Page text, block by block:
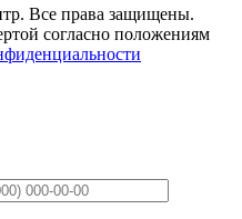
Все права защищены.
согласно положениям